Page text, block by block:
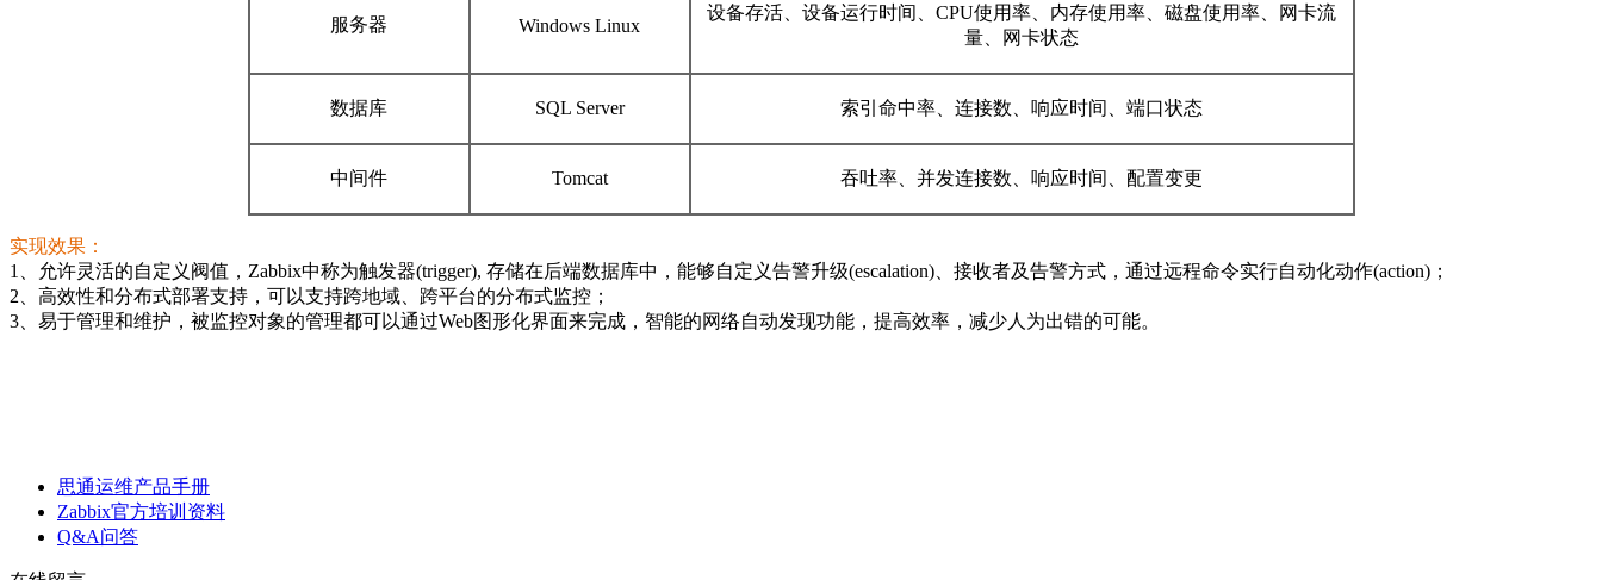
服务器 Windows Linux
设备存活、设备运行时间、CPU使用率、内存使用率、磁盘使用率、网卡流
量、网卡状态
数据库 SQL Server 索引命中率、连接数、响应时间、端口状态
中间件 Tomcat 吞吐率、并发连接数、响应时间、配置变更
实现效果：
1、
允许灵活的自定义阀值，Zabbix中称为触发器(trigger), 存储在后端数据库中，能够自定义告警升级(escalation)、接收者及告警方式，通过远程命令实行自动化动作(action)；
2、 高效性和分布式部署支持，可以支持跨地域、跨平台的分布式监控；
3、 易于管理和维护，被监控对象的管理都可以通过Web图形化界面来完成，智能的网络自动发现功能，提高效率，减少人为出错的可能。
思通运维产品手册
Zabbix官方培训资料
Q&A问答